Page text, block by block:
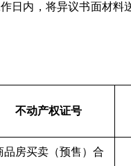
日内，将异议书面材料
不动产权证号
品房买卖（预售）合